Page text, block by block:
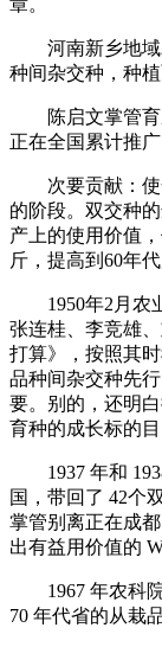
章。
河南新乡地域
种间杂交种，种植
陈启文掌管育
正在全国累计推广
次要贡献：使
的阶段。双交种
产上的使用价值
斤，提高到60年
1950年2月农业
张连桂、李竞雄
打算》，按照其
品种间杂交种先
要。别的，还明
育种的成长标的目
1937 年和
国，带回了 42个
掌管别离正在成
出有益用价值的
1967 年农科院
70 年代省的从栽